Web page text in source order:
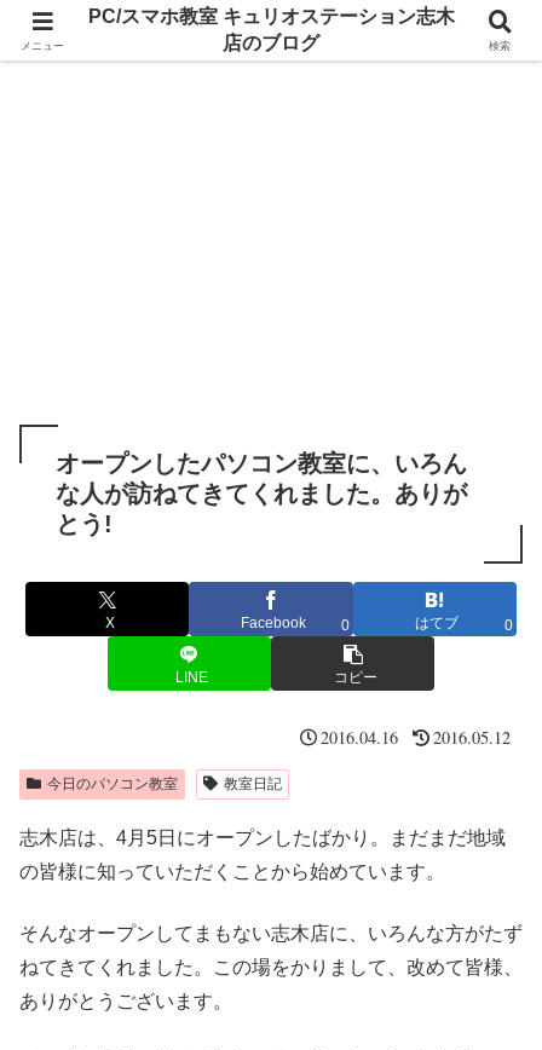
オープンしたパソコン教室に、いろん
な人が訪ねてきてくれました。ありが
とう!
X Facebook 0 はてブ 0
LINE コピー
2016.04.16 2016.05.12
今日のパソコン教室 教室日記
志木店は、4月5日にオープンしたばかり。まだまだ地域
の皆様に知っていただくことから始めています。
そんなオープンしてまもない志木店に、いろんな方がたず
ねてきてくれました。この場をかりまして、改めて皆様、
ありがとうございます。
メニュー
PC/スマホ教室 キュリオステーション志木
店のブログ
検索